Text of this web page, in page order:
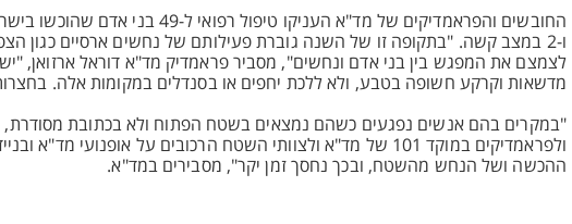
ו-2 במצב קשה. "בתקופה זו של השנה גוברת פעילותם של נחשים ארסיים כגון
לצמצם את המפגש בין בני אדם ונחשים", מסביר פראמדיק מד"א דוראל ארזואן,
מדשאות וקרקע חשופה בטבע, ולא ללכת יחפים או בסנדלים במקומות אלה.
"במקרים בהם אנשים נפגעים כשהם נמצאים בשטח הפתוח ולא בכתובת מסודרת,
ולפראמדיקים במוקד 101 של מד"א ולצוותי השטח הרכובים על
ההכשה ושל הנחש מהשטח, ובכך נחסך זמן יקר", מסבירים במד"א.